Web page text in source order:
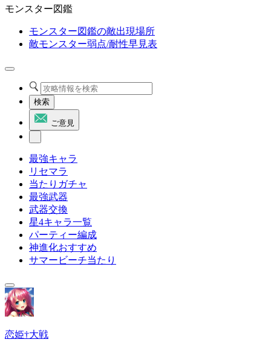
モンスター図鑑
モンスター図鑑の敵出現場所
敵モンスター弱点/耐性早見表
検索
ご意見
最強キャラ
リセマラ
当たりガチャ
最強武器
武器交換
星4キャラ一覧
パーティー編成
神進化おすすめ
サマービーチ当たり
恋姫†大戦